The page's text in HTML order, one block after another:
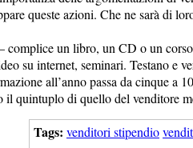
queste azioni. Che ne sarà di
un libro, un CD o un
su internet, seminari. Testano e
all’anno passa da cinque a
quintuplo di quello del venditore
Tags: venditori stipendio